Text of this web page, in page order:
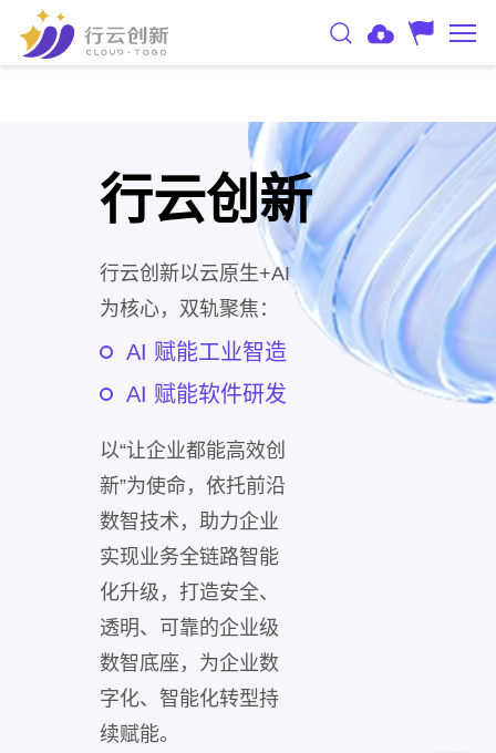
行云创新
行云创新以云原生+AI
为核心，双轨聚焦：
AI 赋能工业智造
AI 赋能软件研发
以“让企业都能高效创
新”为使命，依托前沿
数智技术，助力企业
实现业务全链路智能
化升级，打造安全、
透明、可靠的企业级
数智底座，为企业数
字化、智能化转型持
续赋能。